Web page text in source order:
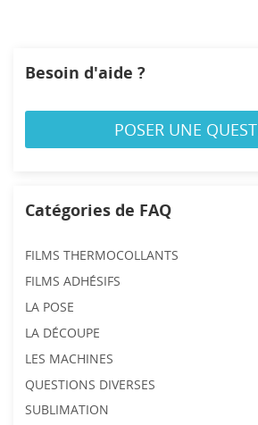
Besoin d'aide ?
POSER UNE
Catégories de FAQ
FILMS THERMOCOLLANTS
FILMS ADHÉSIFS
LA POSE
LA DÉCOUPE
LES MACHINES
QUESTIONS DIVERSES
SUBLIMATION